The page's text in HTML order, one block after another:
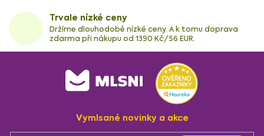
Trvale nízké ceny
Držíme dlouhodobě nízké ceny. A k tomu doprava
zdarma při nákupu od 1390 Kč/56 EUR.
Vymlsané novinky a akce